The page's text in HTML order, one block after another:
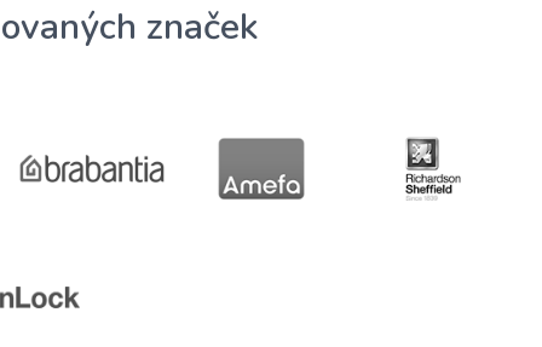
značek